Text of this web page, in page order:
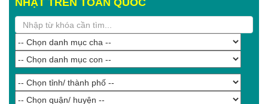
NHẬT TRÊN TOÀN QUỐC